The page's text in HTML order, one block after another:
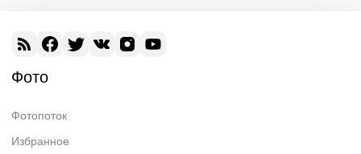
Фото
Фотопоток
Избранное